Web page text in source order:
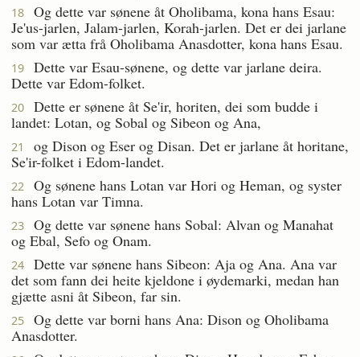
18
Og dette var sønene åt Oholibama, kona hans Esau:
Je'us-jarlen, Jalam-jarlen, Korah-jarlen. Det er dei jarlane
som var ætta frå Oholibama Anasdotter, kona hans Esau.
19
Dette var Esau-sønene, og dette var jarlane deira.
Dette var Edom-folket.
20
Dette er sønene åt Se'ir, horiten, dei som budde i
landet: Lotan, og Sobal og Sibeon og Ana,
21
og Dison og Eser og Disan. Det er jarlane åt horitane,
Se'ir-folket i Edom-landet.
22
Og sønene hans Lotan var Hori og Heman, og syster
hans Lotan var Timna.
23
Og dette var sønene hans Sobal: Alvan og Manahat
og Ebal, Sefo og Onam.
24
Dette var sønene hans Sibeon: Aja og Ana. Ana var
det som fann dei heite kjeldone i øydemarki, medan han
gjætte asni åt Sibeon, far sin.
25
Og dette var borni hans Ana: Dison og Oholibama
Anasdotter.